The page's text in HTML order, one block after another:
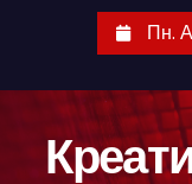
Пн.